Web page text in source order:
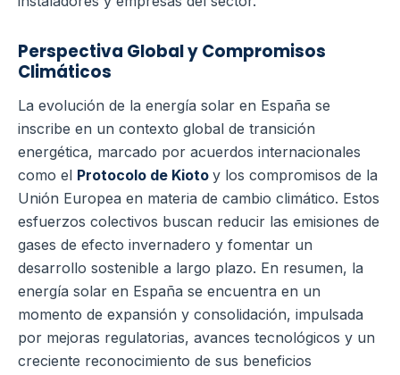
Perspectiva Global y Compromisos
Climáticos
La evolución de la energía solar en España se
inscribe en un contexto global de transición
energética, marcado por acuerdos internacionales
como el Protocolo de Kioto y los compromisos de la
Unión Europea en materia de cambio climático. Estos
esfuerzos colectivos buscan reducir las emisiones de
gases de efecto invernadero y fomentar un
desarrollo sostenible a largo plazo. En resumen, la
energía solar en España se encuentra en un
momento de expansión y consolidación, impulsada
por mejoras regulatorias, avances tecnológicos y un
creciente reconocimiento de sus beneficios